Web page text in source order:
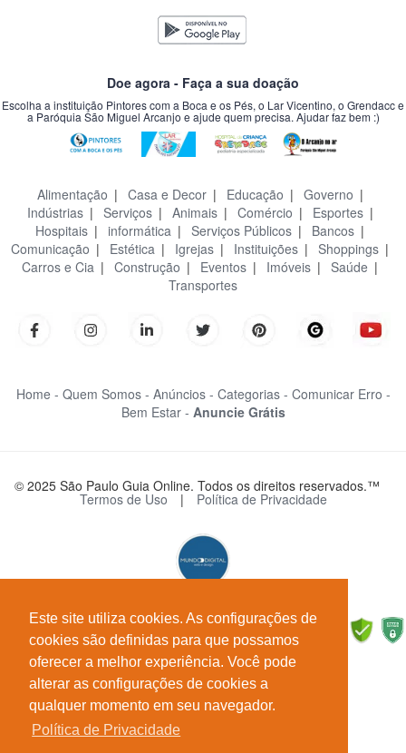
Este site utiliza cookies. As configurações de
cookies são definidas para que possamos
oferecer a melhor experiência. Você pode
alterar as configurações de cookies a
qualquer momento em seu navegador.
Política de Privacidade
Doe agora - Faça a sua doação
Escolha a instituição Pintores com a Boca e os Pés, o Lar Vicentino, o Grendacc e
a Paróquia São Miguel Arcanjo e ajude quem precisa. Ajudar faz bem :)
Alimentação | Casa e Decor| Educação | Governo |
Indústrias| Serviços| Animais| Comércio | Esportes|
Hospitais | informática | Serviços Públicos | Bancos |
Comunicação | Estética | Igrejas | Instituições | Shoppings |
Carros e Cia | Construção | Eventos | Imóveis | Saúde |
Transportes
Home - Quem Somos - Anúncios - Categorias - Comunicar Erro -
Bem Estar - Anuncie Grátis
© 2025 São Paulo Guia Online. Todos os direitos reservados.™
Termos de Uso | Política de Privacidade